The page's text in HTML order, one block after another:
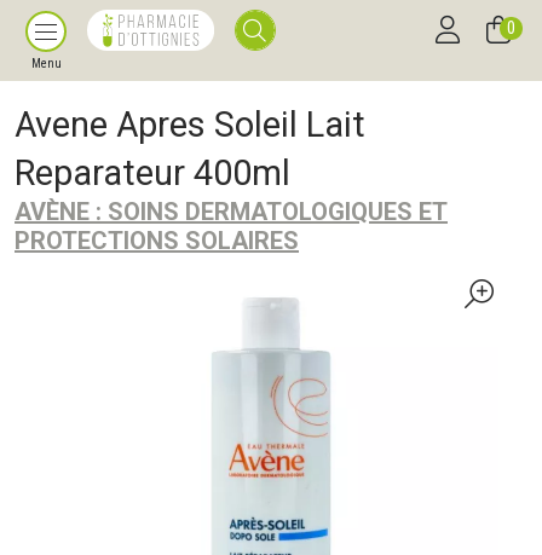
Menu
0
Avene Apres Soleil Lait
Reparateur 400ml
AVÈNE : SOINS DERMATOLOGIQUES ET
PROTECTIONS SOLAIRES